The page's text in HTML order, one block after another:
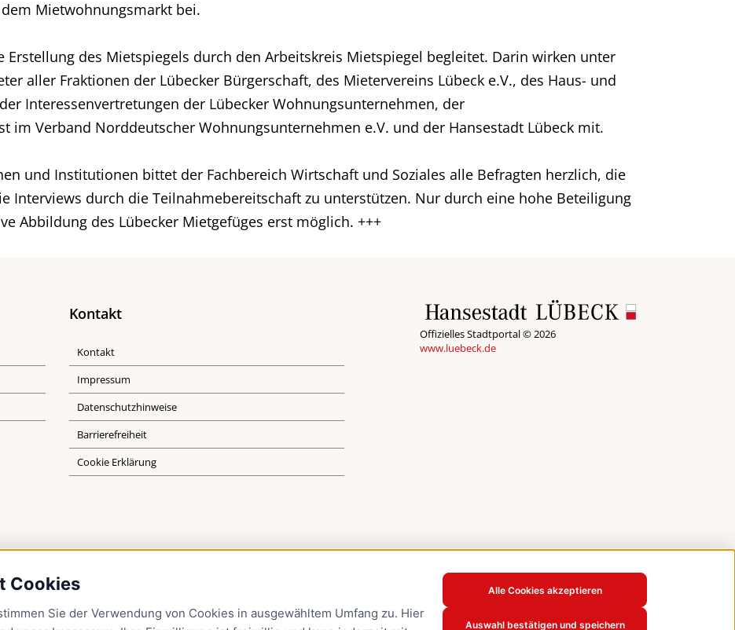
Cookies
Sie der Verwendung von Cookies in ausgewähltem Umfang zu. Hier
Alle Cookies akzeptieren
Auswahl bestätigen und speichern
Mietwohnungsmarkt bei.
des Mietspiegels durch den Arbeitskreis Mietspiegel begleitet. Darin wirken unter
aller Fraktionen der Lübecker Bürgerschaft, des Mietervereins Lübeck e.V., des Haus- und
Interessenvertretungen der Lübecker Wohnungsunternehmen, der
im Verband Norddeutscher Wohnungsunternehmen e.V. und der Hansestadt Lübeck mit.
und Institutionen bittet der Fachbereich Wirtschaft und Soziales alle Befragten herzlich, die
Interviews durch die Teilnahmebereitschaft zu unterstützen. Nur durch eine hohe Beteiligung
Abbildung des Lübecker Mietgefüges erst möglich. +++
Kontakt
Kontakt
Impressum
Datenschutzhinweise
Barrierefreiheit
Cookie Erklärung
Offizielles Stadtportal © 2026
www.luebeck.de